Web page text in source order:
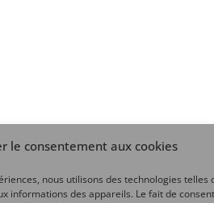
le consentement aux cookies
nous utilisons des technologies telles
informations des appareils. Le fait de